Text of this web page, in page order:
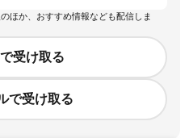
ほか、おすすめ情報なども配信しま
受け取る
で受け取る